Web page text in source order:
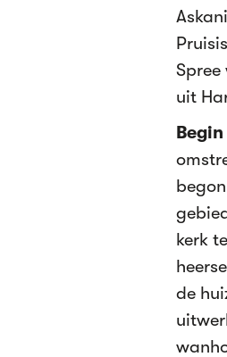
uit
kerk
de